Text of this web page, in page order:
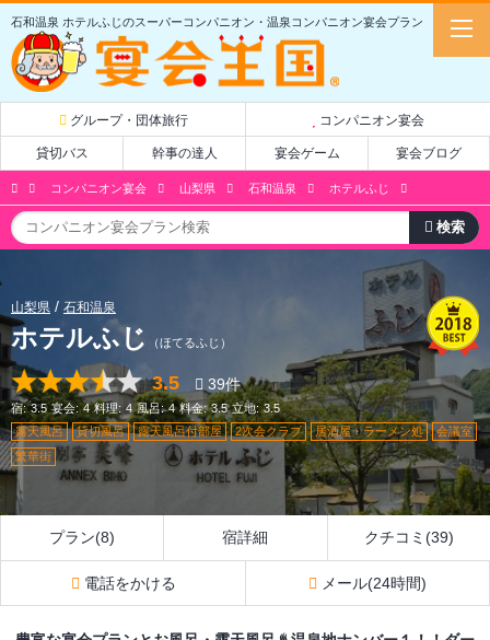
石和温泉 ホテルふじのスーパーコンパニオン・温泉コンパニオン宴会プラン
グループ・団体旅行 コンパニオン宴会
貸切バス 幹事の達人 宴会ゲーム 宴会ブログ
コンパニオン宴会 山梨県 石和温泉 ホテルふじ
山梨県 石和温泉
ホテルふじ （ほてるふじ）
3.5 39件
宿: 3.5 宴会: 4 料理: 4 風呂: 4 料金: 3.5 立地: 3.5
露天風呂
貸切風呂 露天風呂付部屋 2次会クラブ 居酒屋・ラーメン処
会議室
繁華街
プラン(8) 宿詳細 クチコミ(39)
電話をかける メール(24時間)